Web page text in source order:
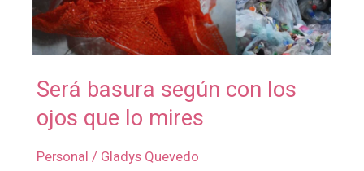
Será basura según con los
ojos que lo mires
Personal / Gladys Quevedo
Será
basura
según
con